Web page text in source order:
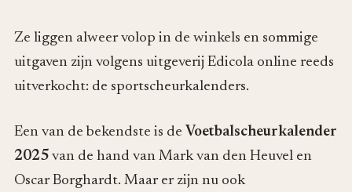
Ze liggen alweer volop in de winkels en sommige
uitgaven zijn volgens uitgeverij Edicola online reeds
uitverkocht: de sportscheurkalenders.
Een van de bekendste is de Voetbalscheurkalender
2025 van de hand van Mark van den Heuvel en
Oscar Borghardt. Maar er zijn nu ook